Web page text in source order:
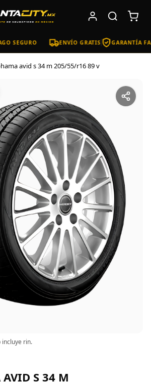
SEGURO ENVÍO GRATIS GARANTÍA
avid s 34 m 205/55/r16 89 v
rin.
S 34 M